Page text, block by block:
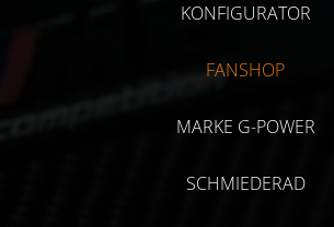
KONFIGURATOR
FANSHOP
MARKE G-POWER
SCHMIEDERAD